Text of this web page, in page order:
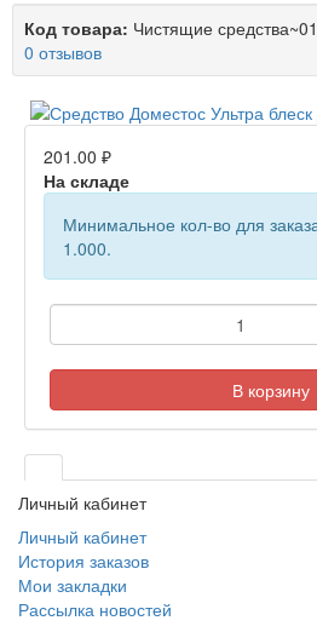
Код товара: Чистящие средства~01
0 отзывов
201.00 ₽
На складе
Минимальное кол-во для
1.000.
В корзину
Личный кабинет
Личный кабинет
История заказов
Мои закладки
Рассылка новостей